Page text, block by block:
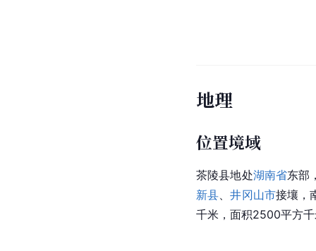
地理
位置境域
茶陵县地处湖南省东部
新县、井冈山市接壤，
千米，面积2500平方